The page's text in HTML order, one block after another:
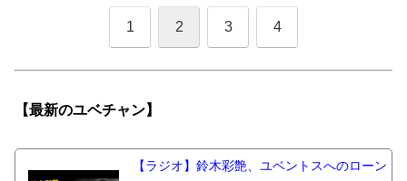
1 2 3 4
【最新のユベチャン】
【ラジオ】鈴木彩艶、ユベントスへのローン